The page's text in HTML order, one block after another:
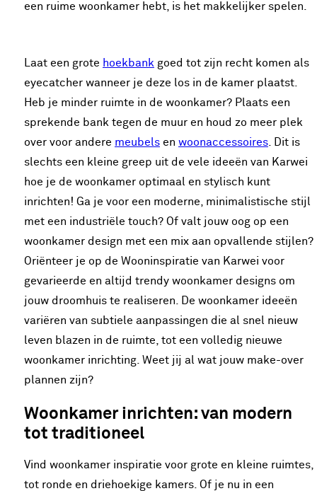
een ruime woonkamer hebt, is het makkelijker spelen.
Laat een grote hoekbank goed tot zijn recht komen als
eyecatcher wanneer je deze los in de kamer plaatst.
Heb je minder ruimte in de woonkamer? Plaats een
sprekende bank tegen de muur en houd zo meer plek
over voor andere meubels en woonaccessoires . Dit is
slechts een kleine greep uit de vele ideeën van Karwei
hoe je de woonkamer optimaal en stylisch kunt
inrichten! Ga je voor een moderne, minimalistische stijl
met een industriële touch? Of valt jouw oog op een
woonkamer design met een mix aan opvallende stijlen?
Oriënteer je op de Wooninspiratie van Karwei voor
gevarieerde en altijd trendy woonkamer designs om
jouw droomhuis te realiseren. De woonkamer ideeën
variëren van subtiele aanpassingen die al snel nieuw
leven blazen in de ruimte, tot een volledig nieuwe
woonkamer inrichting. Weet jij al wat jouw make-over
plannen zijn?
Woonkamer inrichten: van modern
tot traditioneel
Vind woonkamer inspiratie voor grote en kleine ruimtes,
tot ronde en driehoekige kamers. Of je nu in een